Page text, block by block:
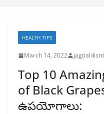
HEALTH TIPS
March 14, 2022
Top 10
of Black Grapes
ఉపయోగాలు: